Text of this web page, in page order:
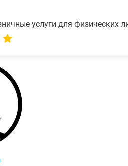
услуги для физических